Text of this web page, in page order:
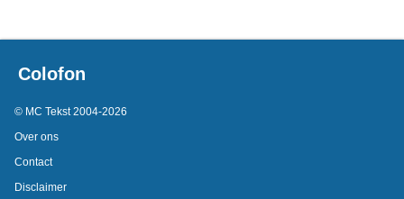
Colofon
© MC Tekst 2004-2026
Over ons
Contact
Disclaimer